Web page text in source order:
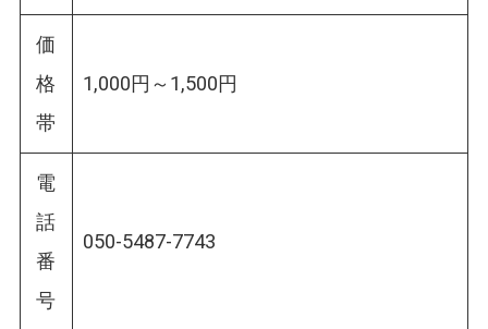
価
格
帯
1,000円～1,500円
電
話
番
号
050-5487-7743